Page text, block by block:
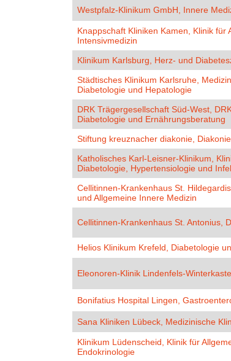
Westpfalz-Klinikum GmbH, Innere
Knappschaft Kliniken Kamen, Klinik
Intensivmedizin
Klinikum Karlsburg, Herz- und
Städtisches Klinikum Karlsruhe,
Diabetologie und Hepatologie
DRK Trägergesellschaft Süd-West,
Diabetologie und Ernährungsberatung
Stiftung kreuznacher diakonie,
Katholisches Karl-Leisner-Klinikum,
Diabetologie, Hypertensiologie und
Cellitinnen-Krankenhaus St.
und Allgemeine Innere Medizin
Cellitinnen-Krankenhaus St. Antonius,
Helios Klinikum Krefeld, Diabetologie
Eleonoren-Klinik Lindenfels-
Bonifatius Hospital Lingen,
Sana Kliniken Lübeck, Medizinische
Klinikum Lüdenscheid, Klinik für
Endokrinologie